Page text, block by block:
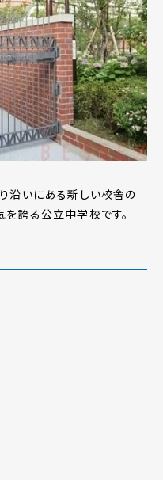
沿いにある新しい校舎の
誇る公立中学校です。